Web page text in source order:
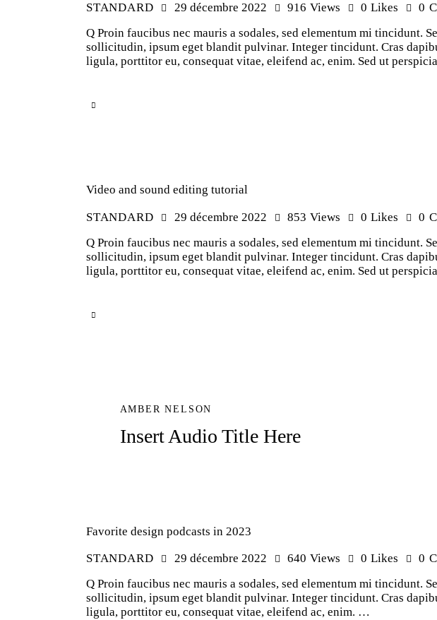
STANDARD 29 décembre 2022 916 Views 0 Likes 0
Q Proin faucibus nec mauris a sodales, sed elementum mi tincidunt.
sollicitudin, ipsum eget blandit pulvinar. Integer tincidunt. Cras
ligula, porttitor eu, consequat vitae, eleifend ac, enim. Sed ut
Video and sound editing tutorial
STANDARD 29 décembre 2022 853 Views 0 Likes 0
Q Proin faucibus nec mauris a sodales, sed elementum mi tincidunt.
sollicitudin, ipsum eget blandit pulvinar. Integer tincidunt. Cras
ligula, porttitor eu, consequat vitae, eleifend ac, enim. Sed ut
AMBER NELSON
Insert Audio Title Here
Favorite design podcasts in 2023
STANDARD 29 décembre 2022 640 Views 0 Likes 0
Q Proin faucibus nec mauris a sodales, sed elementum mi tincidunt.
sollicitudin, ipsum eget blandit pulvinar. Integer tincidunt. Cras
ligula, porttitor eu, consequat vitae, eleifend ac, enim. …